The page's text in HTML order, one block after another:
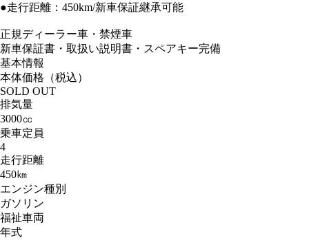
●走行距離：450km/新車保証継承可能
正規ディーラー車・禁煙車
新車保証書・取扱い説明書・スペアキー完備
基本情報
本体価格（税込）
SOLD OUT
排気量
3000㏄
乗車定員
4
走行距離
450㎞
エンジン種別
ガソリン
福祉車両
年式